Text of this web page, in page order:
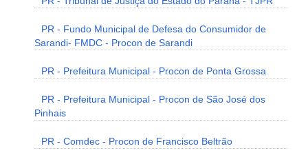
PR - Fundo Municipal de Defesa do Consumidor de
Sarandi- FMDC - Procon de Sarandi
PR - Prefeitura Municipal - Procon de Ponta Grossa
PR - Prefeitura Municipal - Procon de São José dos
Pinhais
PR - Comdec - Procon de Francisco Beltrão